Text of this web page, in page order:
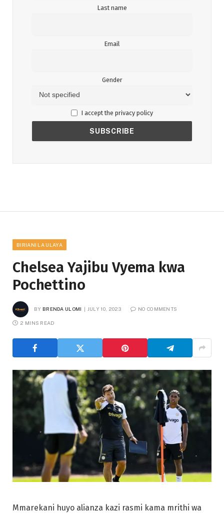
Last name
Email
Gender
I accept the privacy policy
BIRIANI LA ULAYA
Chelsea Yajibu Vyema kwa
Pochettino
BY BRENDA ULOMI JULY 10, 2023 NO COMMENTS
2 MINS READ
Mmarekani huyo alianza kazi rasmi kama mrithi wa